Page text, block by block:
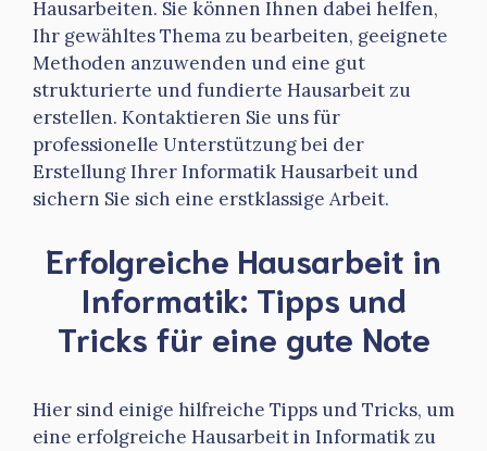
Hausarbeiten. Sie können Ihnen dabei helfen,
Ihr gewähltes Thema zu bearbeiten, geeignete
Methoden anzuwenden und eine gut
strukturierte und fundierte Hausarbeit zu
erstellen. Kontaktieren Sie uns für
professionelle Unterstützung bei der
Erstellung Ihrer Informatik Hausarbeit und
sichern Sie sich eine erstklassige Arbeit.
Erfolgreiche Hausarbeit in
Informatik: Tipps und
Tricks für eine gute Note
Hier sind einige hilfreiche Tipps und Tricks, um
eine erfolgreiche Hausarbeit in Informatik zu